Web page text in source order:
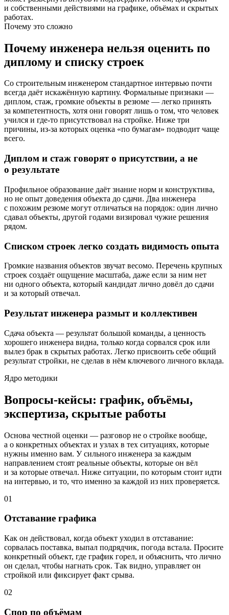
и собственными действиями на графике, объёмах и скрытых
работах.
Почему это сложно
Почему инженера нельзя оценить по
диплому и списку строек
Со строительным инженером стандартное интервью почти
всегда даёт искажённую картину. Формальные признаки —
диплом, стаж, громкие объекты в резюме — легко принять
за компетентность, хотя они говорят лишь о том, что человек
учился и где-то присутствовал на стройке. Ниже три
причины, из-за которых оценка «по бумагам» подводит чаще
всего.
Диплом и стаж говорят о присутствии, а не
о результате
Профильное образование даёт знание норм и конструктива,
но не опыт доведения объекта до сдачи. Два инженера
с похожим резюме могут отличаться на порядок: один лично
сдавал объекты, другой годами визировал чужие решения
рядом.
Списком строек легко создать видимость опыта
Громкие названия объектов звучат весомо. Перечень крупных
строек создаёт ощущение масштаба, даже если за ним нет
ни одного объекта, который кандидат лично довёл до сдачи
и за который отвечал.
Результат инженера размыт и коллективен
Сдача объекта — результат большой команды, а ценность
хорошего инженера видна, только когда сорвался срок или
вылез брак в скрытых работах. Легко присвоить себе общий
результат стройки, не сделав в нём ключевого личного вклада.
Ядро методики
Вопросы-кейсы: график, объёмы,
экспертиза, скрытые работы
Основа честной оценки — разговор не о стройке вообще,
а о конкретных объектах и узлах в тех ситуациях, которые
нужны именно вам. У сильного инженера за каждым
направлением стоят реальные объекты, которые он вёл
и за которые отвечал. Ниже ситуации, по которым стоит идти
на интервью, и то, что именно за каждой из них проверяется.
01
Отставание графика
Как он действовал, когда объект уходил в отставание:
сорвалась поставка, выпал подрядчик, погода встала. Просите
конкретный объект, где график горел, и объяснить, что лично
он сделал, чтобы нагнать срок. Так видно, управляет он
стройкой или фиксирует факт срыва.
02
Спор по объёмам